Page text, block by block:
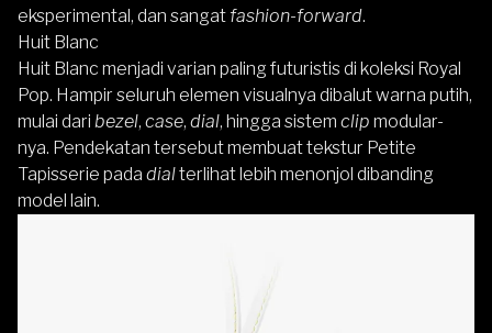
eksperimental, dan sangat fashion-forward.
Huit Blanc
Huit Blanc menjadi varian paling futuristis di koleksi Royal
Pop. Hampir seluruh elemen visualnya dibalut warna putih,
mulai dari bezel, case, dial, hingga sistem clip modular-
nya. Pendekatan tersebut membuat tekstur Petite
Tapisserie pada dialterlihat lebih menonjol dibanding
model lain.